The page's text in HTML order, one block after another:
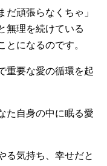
頑張らなくちゃ」
無理を続けている
とになるのです。
重要な愛の循環を起
た自身の中に眠る愛
る気持ち、幸せだと